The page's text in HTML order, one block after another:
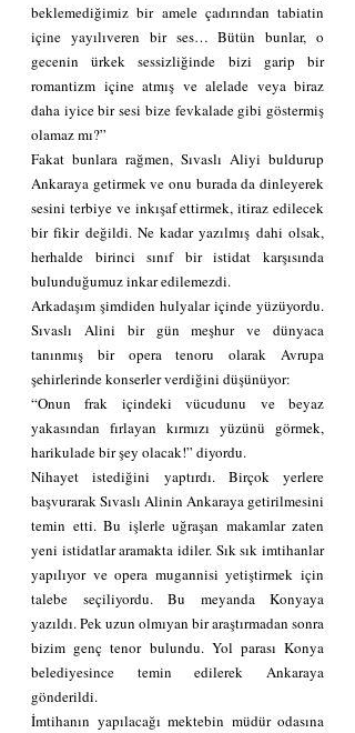
beklemediğimiz bir amele çadırından tabiatin
içine yayılıveren bir ses… Bütün bunlar, o
gecenin ürkek sessizliğinde bizi garip bir
romantizm içine atmış ve alelade veya biraz
daha iyice bir sesi bize fevkalade gibi göstermiş
olamaz mı?”
Fakat bunlara rağmen, Sıvaslı Aliyi buldurup
Ankaraya getirmek ve onu burada da dinleyerek
sesini terbiye ve inkışaf ettirmek, itiraz edilecek
bir fikir değildi. Ne kadar yazılmış dahi olsak,
herhalde birinci sınıf bir istidat karşısında
bulunduğumuz inkar edilemezdi.
Arkadaşım şimdiden hulyalar içinde yüzüyordu.
Sıvaslı Alini bir gün meşhur ve dünyaca
tanınmış bir opera tenoru olarak Avrupa
şehirlerinde konserler verdiğini düşünüyor:
“Onun frak içindeki vücudunu ve beyaz
yakasından fırlayan kırmızı yüzünü görmek,
harikulade bir şey olacak!” diyordu.
Nihayet istediğini yaptırdı. Birçok yerlere
başvurarak Sıvaslı Alinin Ankaraya getirilmesini
temin etti. Bu işlerle uğraşan makamlar zaten
yeni istidatlar aramakta idiler. Sık sık imtihanlar
yapılıyor ve opera mugannisi yetiştirmek için
talebe seçiliyordu. Bu meyanda Konyaya
yazıldı. Pek uzun olmıyan bir araştırmadan sonra
bizim genç tenor bulundu. Yol parası Konya
belediyesince temin edilerek Ankaraya
gönderildi.
İmtihanın yapılacağı mektebin müdür odasına